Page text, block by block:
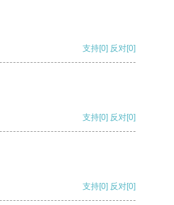
支持[0] 反对[0]
支持[0] 反对[0]
支持[0] 反对[0]